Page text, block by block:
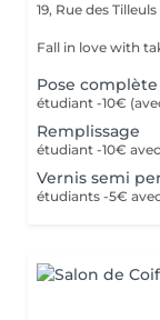
19, Rue des Tilleuls
Fall in love with
Pose complète
étudiant -10€
Remplissage
étudiant -10€
Vernis semi
étudiants -5€